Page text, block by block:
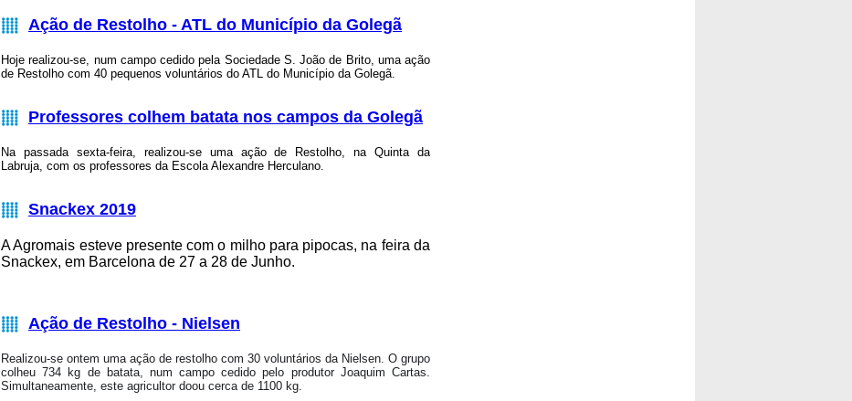
Ação de Restolho - ATL do Município da Golegã
Hoje realizou-se, num campo cedido pela Sociedade S. João de Brito, uma ação
de Restolho com 40 pequenos voluntários do ATL do Município da Golegã.
Professores colhem batata nos campos da Golegã
Na passada sexta-feira, realizou-se uma ação de Restolho, na Quinta da
Labruja, com os professores da Escola Alexandre Herculano.
Snackex 2019
A Agromais esteve presente com o milho para pipocas, na feira da
Snackex, em Barcelona de 27 a 28 de Junho.
Ação de Restolho - Nielsen
Realizou-se ontem uma ação de restolho com 30 voluntários da Nielsen. O grupo
colheu 734 kg de batata, num campo cedido pelo produtor Joaquim Cartas.
Simultaneamente, este agricultor doou cerca de 1100 kg.